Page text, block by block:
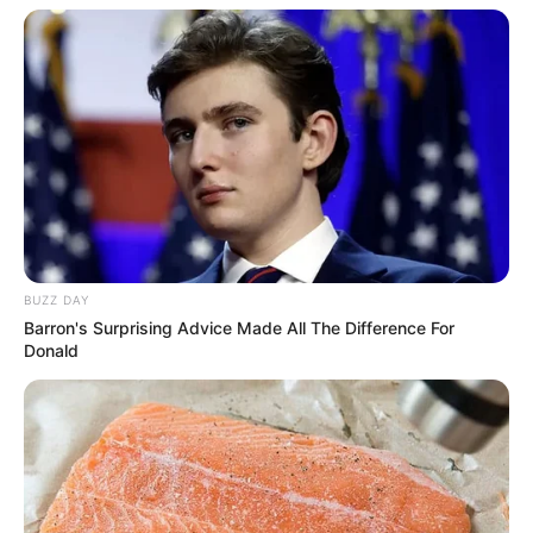
χαρακτήρα, καθώς από τα μεγάφωνα
ακούστηκε ο επίσημος ύμνος της Νέας
Δημοκρατίας, δίνοντας το σύνθημα για την
τελική ευθεία του συνεδρίου.
Τελευταία νέα
δεν έχει εποχή αλλά αποτελεί μια
Χαλκίδα: Διασώθηκε 30χρονη μετά από
πτώση από την υψηλή γέφυρα –
Μεταφέρθηκε στο νοσοκομείο
Αριστοτέλης Δαμίγος: Σε κλίμα βαθιάς
BUZZ DAY
Barron's Surprising Advice Made All The Difference For
Donald